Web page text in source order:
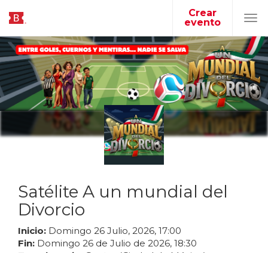
Crear
evento
Satélite A un mundial del
Divorcio
Inicio: Domingo 26 Julio, 2026, 17:00
Fin: Domingo 26 de Julio de 2026, 18:30